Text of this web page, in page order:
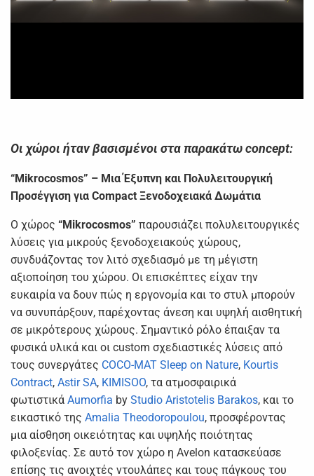
Οι χώροι ήταν βασισμένοι στα παρακάτω concept:
“Mikrocosmos” – Μια Έξυπνη και Πολυλειτουργική
Προσέγγιση για Compact Ξενοδοχειακά Δωμάτια
Ο χώρος “Mikrocosmos” παρουσιάζει πολυλειτουργικές
λύσεις για μικρούς ξενοδοχειακούς χώρους,
συνδυάζοντας τον λιτό σχεδιασμό με τη μέγιστη
αξιοποίηση του χώρου. Οι επισκέπτες είχαν την
ευκαιρία να δουν πώς η εργονομία και το στυλ μπορούν
να συνυπάρξουν, παρέχοντας άνεση και υψηλή αισθητική
σε μικρότερους χώρους. Σημαντικό ρόλο έπαιξαν τα
φυσικά υλικά και οι custom σχεδιαστικές λύσεις από
τους συνεργάτες COCO-MAT Sleep on Nature, Kourtis
Contract, Astir SA, KIMISOO, τα ατμοσφαιρικά
φωτιστικά Aumorfia by Studio Aristotelis Barakos, και το
εικαστικό της Amalia Theodoropoulou, προσφέροντας
μια αίσθηση οικειότητας και υψηλής ποιότητας
φιλοξενίας. Σε αυτό τον χώρο η Avelon κατασκεύασε
επίσης τις ανοιχτές ντουλάπες και τους πάγκους του